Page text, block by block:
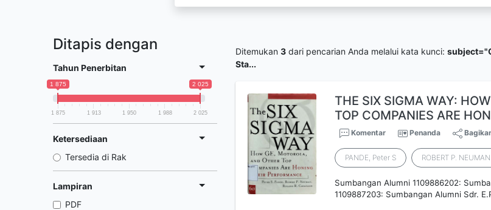
Ditapis dengan
Tahun Penerbitan
1 875 2 025
1 875 1 913 1 950 1 988 2 025
Ketersediaan
Tersedia di Rak
Lampiran
PDF
Ditemukan 3 dari pencarian Anda melalui kata kunci:
Sta...
THE SIX SIGMA WAY:
TOP COMPANIES ARE
Komentar Penanda
PANDE, Peter S ROBERT P. NEUMAN
Sumbangan Alumni 1109886202:
1109887203: Sumbangan Alumni Sdr.